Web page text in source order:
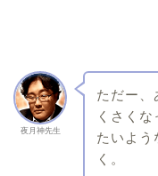
夜月神先生
ただー、
くさく
たいよう
く。